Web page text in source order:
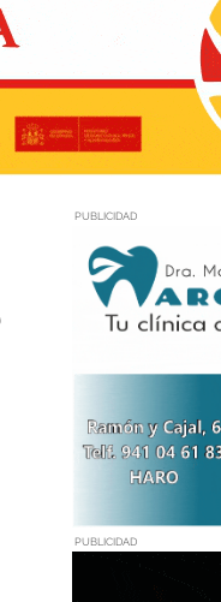
PUBLICIDAD
PUBLICIDAD